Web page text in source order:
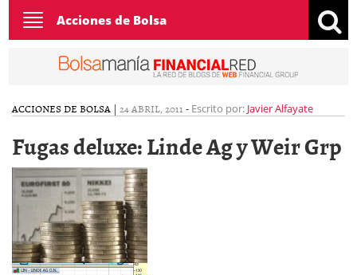
Toggle
navigation
Acciones de Bolsa
ACCIONES DE BOLSA | 24 ABRIL, 2011 - Escrito por: Javier Alfayate
Fugas deluxe: Linde Ag y Weir Grp